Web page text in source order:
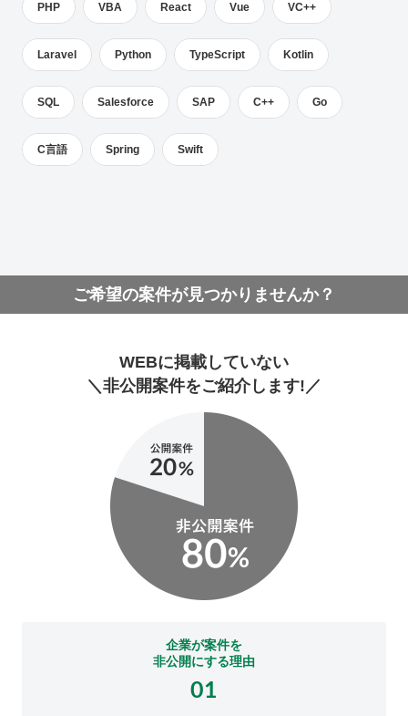
PHP VBA React Vue VC++
Laravel Python TypeScript Kotlin
SQL Salesforce SAP C++ Go
C言語 Spring Swift
ご希望の案件が見つかりませんか？
WEBに掲載していない
＼非公開案件をご紹介します!／
企業が案件を
非公開にする理由
01